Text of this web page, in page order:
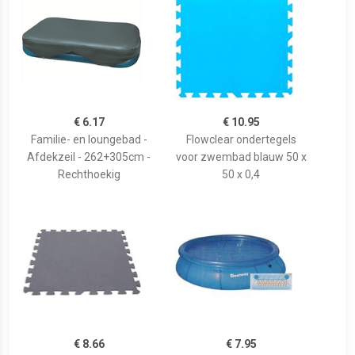
€ 6.17
Familie- en loungebad -
Afdekzeil - 262+305cm -
Rechthoekig
€ 10.95
Flowclear ondertegels
voor zwembad blauw 50 x
50 x 0,4
€ 8.66 € 7.95